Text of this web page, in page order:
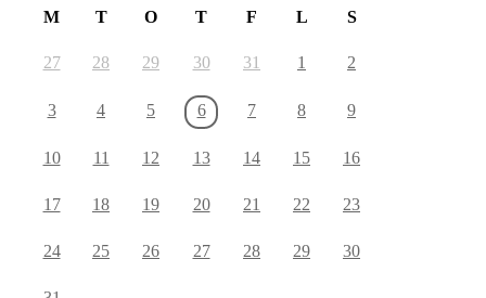
M T O T F L S
27 28 29 30 31 1 2
3 4 5 6 7 8 9
10 11 12 13 14 15 16
17 18 19 20 21 22 23
24 25 26 27 28 29 30